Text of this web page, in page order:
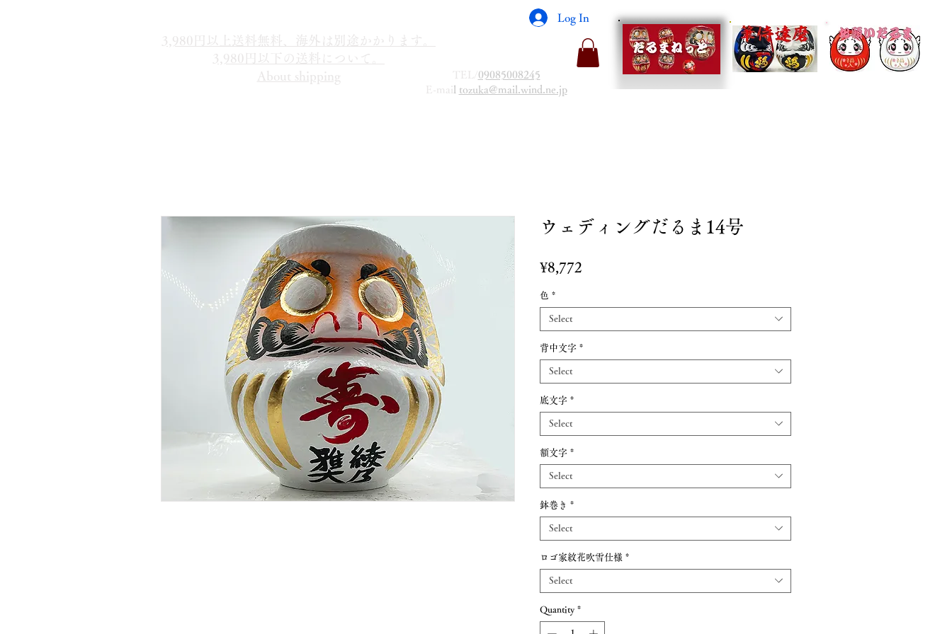
Log In
3,980円以上送料無料、海外は別途かかります。
3,980円以下の送料について。
About shipping
TEL/ 09085008245
E-mai l tozuka@mail.wind.ne.jp
ウェディングだるま14号
¥8,772
色 *
Select
背中文字 *
Select
底文字 *
Select
額文字 *
Select
鉢巻き *
Select
ロゴ家紋花吹雪仕様 *
Select
Quantity *